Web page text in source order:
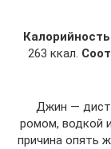
263 ккал.
Джин —
ромом, водкой
причина опять